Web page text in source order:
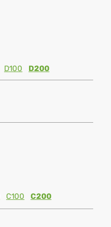
D100 D200
C100 C200